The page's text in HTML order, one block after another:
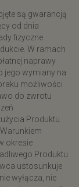
są gwarancją
od dnia
fizyczne
W ramach
naprawy
jego wymiany na
możliwości
do zwrotu
Produktu
okresie
Produktu
ustosunkuje
wyłącza, nie